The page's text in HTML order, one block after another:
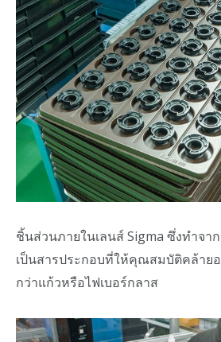
ชิ้นส่วนภายในเลนส์ Sigma ซึ่งทำจาก
เป็นสารประกอบที่ให้คุณสมบัติคล้าย
กว่าแก้วหรือไฟเบอร์กลาส